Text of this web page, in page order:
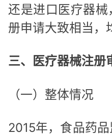
还是进口医疗器
册申请大致相当，
三、医疗器械注册
（一）整体情况
2015年，食品药